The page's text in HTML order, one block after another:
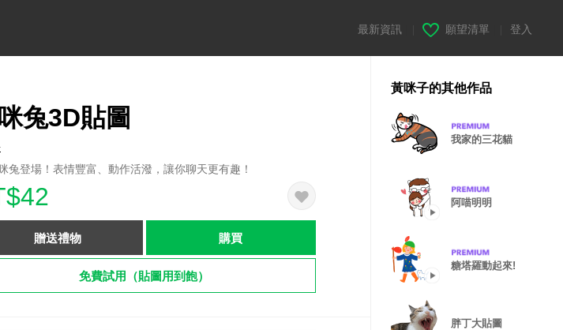
最新資訊 願望清單 登入
兔3D貼圖
兔登場！表情豐富、動作活潑，讓你聊天更有趣！
贈送禮物 購買
免費試用（貼圖用到飽）
黃咪子的其他作品
我家的三花貓
阿喵明明
糖塔羅動起來!
胖丁大貼圖